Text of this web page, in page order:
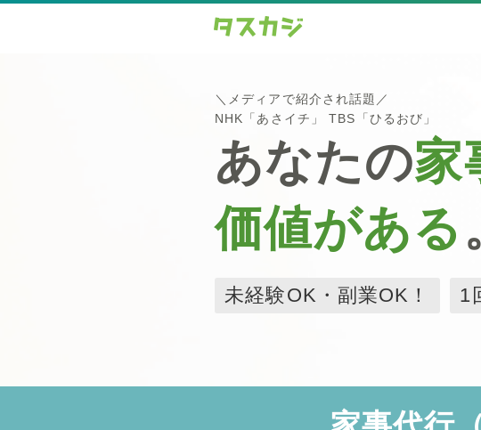
＼メディアで紹介され話題／
NHK「あさイチ」 TBS「ひるおび」
あなたの家
価値がある
未経験OK・副業OK！ 1